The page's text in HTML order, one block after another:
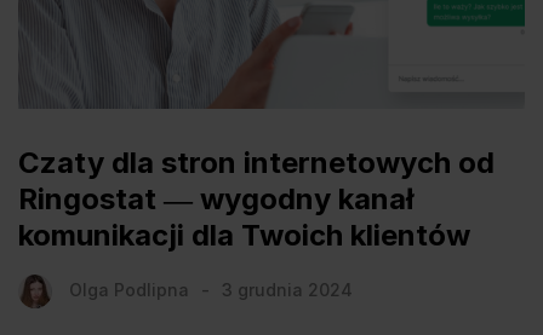
Czaty dla stron internetowych od
Ringostat ― wygodny kanał
komunikacji dla Twoich klientów
Olga Podlipna 3 grudnia 2024